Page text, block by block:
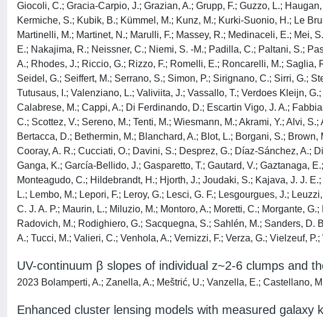
Giocoli, C.; Gracia-Carpio, J.; Grazian, A.; Grupp, F.; Guzzo, L.;
Kermiche, S.; Kubik, B.; Kümmel, M.; Kunz, M.; Kurki-Suonio, H.; Le
Martinelli, M.; Martinet, N.; Marulli, F.; Massey, R.; Medinaceli, E.; Mei,
E.; Nakajima, R.; Neissner, C.; Niemi, S. -M.; Padilla, C.; Paltani, S.;
A.; Rhodes, J.; Riccio, G.; Rizzo, F.; Romelli, E.; Roncarelli, M.; Saglia,
Seidel, G.; Seiffert, M.; Serrano, S.; Simon, P.; Sirignano, C.; Sirri, G.;
Tutusaus, I.; Valenziano, L.; Valiviita, J.; Vassallo, T.; Verdoes Kleijn,
Calabrese, M.; Cappi, A.; Di Ferdinando, D.; Escartin Vigo, J. A.;
C.; Scottez, V.; Sereno, M.; Tenti, M.; Wiesmann, M.; Akrami, Y.; Alvi,
Bertacca, D.; Bethermin, M.; Blanchard, A.; Blot, L.; Borgani, S.;
Cooray, A. R.; Cucciati, O.; Davini, S.; Desprez, G.; Díaz-Sánchez, A.;
Ganga, K.; García-Bellido, J.; Gasparetto, T.; Gautard, V.; Gaztanaga,
Monteagudo, C.; Hildebrandt, H.; Hjorth, J.; Joudaki, S.; Kajava, J. J.
L.; Lembo, M.; Lepori, F.; Leroy, G.; Lesci, G. F.; Lesgourgues, J.;
C. J. A. P.; Maurin, L.; Miluzio, M.; Montoro, A.; Moretti, C.; Morgante,
Radovich, M.; Rodighiero, G.; Sacquegna, S.; Sahlén, M.; Sanders, D.
A.; Tucci, M.; Valieri, C.; Venhola, A.; Vernizzi, F.; Verza, G.; Vielzeuf, P.;
UV-continuum β slopes of individual z~2-6 clumps and
2023 Bolamperti, A.; Zanella, A.; Meštrić, U.; Vanzella, E.; Castellano,
Enhanced cluster lensing models with measured galaxy